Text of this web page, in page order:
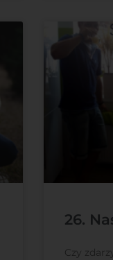
26.
Czy